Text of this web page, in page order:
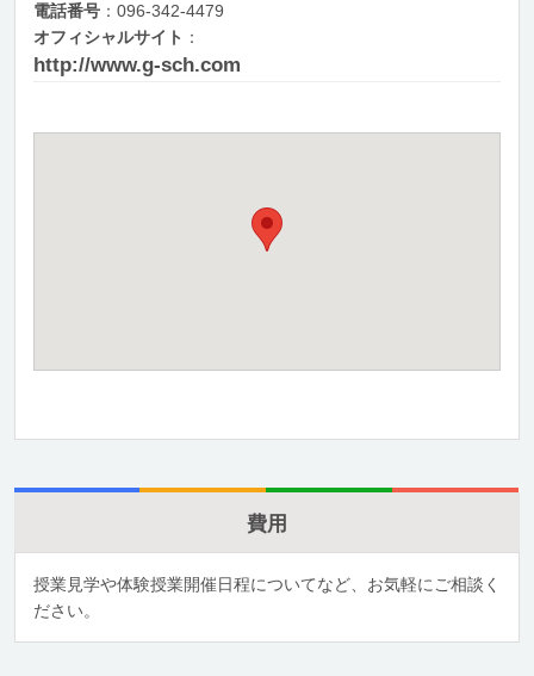
電話番号 ：096-342-4479
オフィシャルサイト ：
http://www.g-sch.com
費用
授業見学や体験授業開催日程についてなど、お気軽にご相談く
ださい。